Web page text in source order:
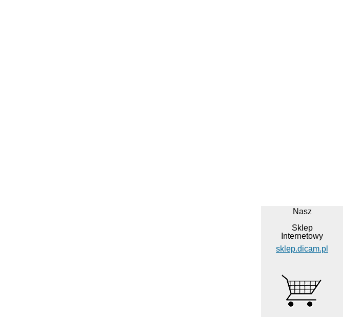
Nasz
Sklep
Internetowy
sklep.dicam.pl